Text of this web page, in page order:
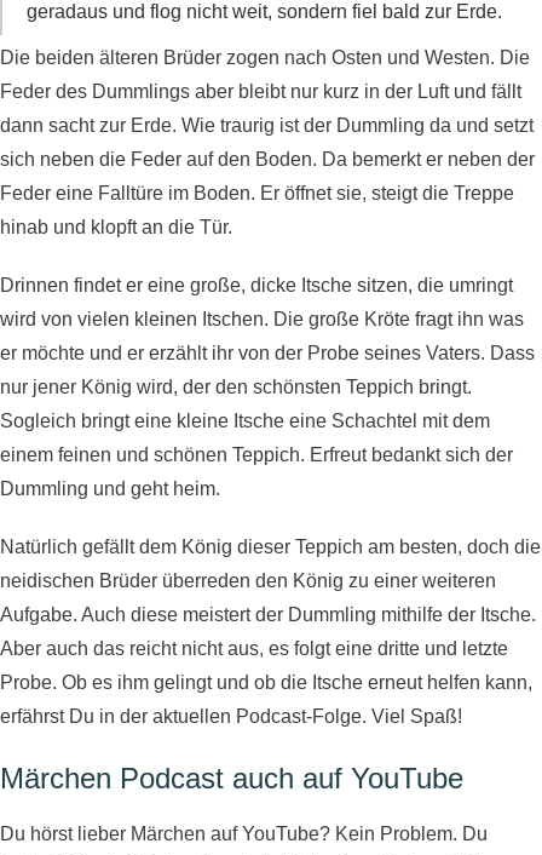
geradaus und flog nicht weit, sondern fiel bald zur Erde.
Die beiden älteren Brüder zogen nach Osten und Westen. Die
Feder des Dummlings aber bleibt nur kurz in der Luft und fällt
dann sacht zur Erde. Wie traurig ist der Dummling da und setzt
sich neben die Feder auf den Boden. Da bemerkt er neben der
Feder eine Falltüre im Boden. Er öffnet sie, steigt die Treppe
hinab und klopft an die Tür.
Drinnen findet er eine große, dicke Itsche sitzen, die umringt
wird von vielen kleinen Itschen. Die große Kröte fragt ihn was
er möchte und er erzählt ihr von der Probe seines Vaters. Dass
nur jener König wird, der den schönsten Teppich bringt.
Sogleich bringt eine kleine Itsche eine Schachtel mit dem
einem feinen und schönen Teppich. Erfreut bedankt sich der
Dummling und geht heim.
Natürlich gefällt dem König dieser Teppich am besten, doch die
neidischen Brüder überreden den König zu einer weiteren
Aufgabe. Auch diese meistert der Dummling mithilfe der Itsche.
Aber auch das reicht nicht aus, es folgt eine dritte und letzte
Probe. Ob es ihm gelingt und ob die Itsche erneut helfen kann,
erfährst Du in der aktuellen Podcast-Folge. Viel Spaß!
Märchen Podcast auch auf YouTube​
Du hörst lieber Märchen auf YouTube? Kein Problem. Du